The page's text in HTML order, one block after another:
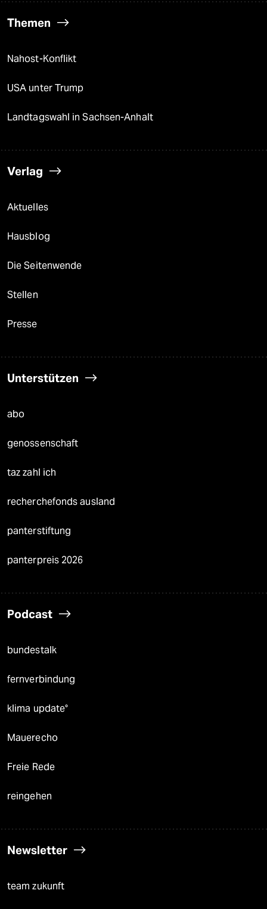
Themen
Nahost-Konflikt
USA unter Trump
Landtagswahl in Sachsen-Anhalt
Verlag
Aktuelles
Hausblog
Die Seitenwende
Stellen
Presse
Unterstützen
abo
genossenschaft
taz zahl ich
recherchefonds ausland
panterstiftung
panterpreis 2026
Podcast
bundestalk
fernverbindung
klima update°
Mauerecho
Freie Rede
reingehen
Newsletter
team zukunft